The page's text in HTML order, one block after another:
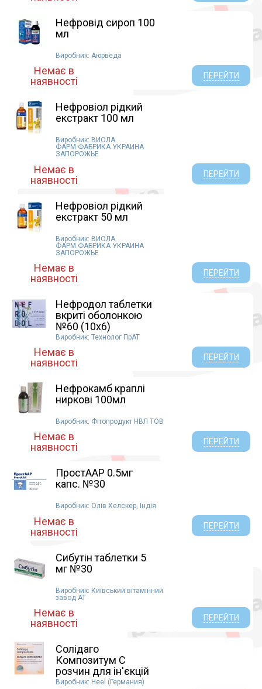
Нефровід сироп 100
мл
Виробник: Аюрведа
Немає в
наявності
ПЕРЕЙТИ
Нефровіол рідкий
екстракт 100 мл
Виробник: ВИОЛА
ФАРМ.ФАБРИКА УКРАИНА
ЗАПОРОЖЬЕ
Немає в
наявності
ПЕРЕЙТИ
Нефровіол рідкий
екстракт 50 мл
Виробник: ВИОЛА
ФАРМ.ФАБРИКА УКРАИНА
ЗАПОРОЖЬЕ
Немає в
наявності
ПЕРЕЙТИ
Нефродол таблетки
вкриті оболонкою
№60 (10х6)
Виробник: Технолог ПрАТ
Немає в
наявності
ПЕРЕЙТИ
Нефрокамб краплі
ниркові 100мл
Виробник: Фітопродукт НВЛ ТОВ
Немає в
наявності
ПЕРЕЙТИ
ПростААР 0.5мг
капс. №30
Виробник: Олів Хелскер, Індія
Немає в
наявності
ПЕРЕЙТИ
Сибутін таблетки 5
мг №30
Виробник: Київський вітамінний
завод АТ
Немає в
наявності
ПЕРЕЙТИ
Солідаго
Композитум С
розчин для ін'єкцій
амп...
Виробник: Heel (Германия)